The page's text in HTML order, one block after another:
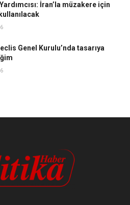
İran’la müzakere için
Genel Kurulu’nda tasarıya